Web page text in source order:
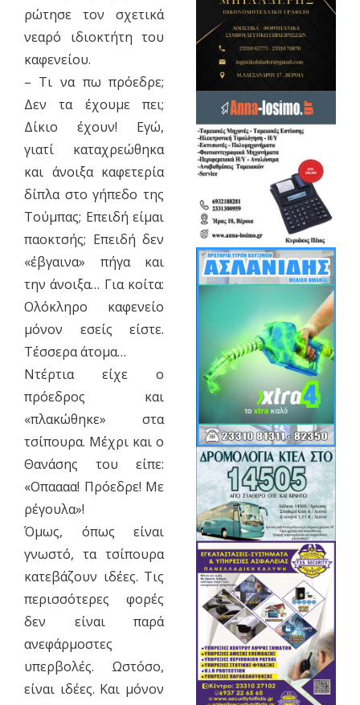
ρώτησε τον σχετικά
νεαρό ιδιοκτήτη του
καφενείου.
– Τι να πω πρόεδρε;
Δεν τα έχουμε πει;
Δίκιο έχουν! Εγώ,
γιατί καταχρεώθηκα
και άνοιξα καφετερία
δίπλα στο γήπεδο της
Τούμπας; Επειδή είμαι
παοκτσής; Επειδή δεν
«έβγαινα» πήγα και
την άνοιξα… Για κοίτα:
Ολόκληρο καφενείο
μόνον εσείς είστε.
Τέσσερα άτομα…
Ντέρτια είχε ο
πρόεδρος και
«πλακώθηκε» στα
τσίπουρα. Μέχρι και ο
Θανάσης του είπε:
«Οπαααα! Πρόεδρε! Με
ρέγουλα»!
Όμως, όπως είναι
γνωστό, τα τσίπουρα
κατεβάζουν ιδέες. Τις
περισσότερες φορές
δεν είναι παρά
ανεφάρμοστες
υπερβολές. Ωστόσο,
είναι ιδέες. Και μόνον